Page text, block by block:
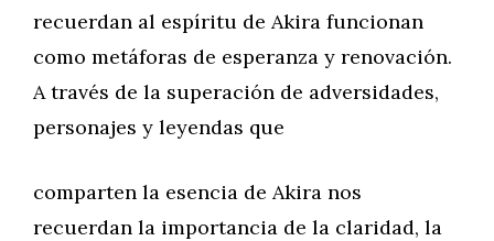
recuerdan al espíritu de Akira funcionan
como metáforas de esperanza y renovación.
A través de la superación de adversidades,
personajes y leyendas que
comparten la esencia de Akira nos
recuerdan la importancia de la claridad, la